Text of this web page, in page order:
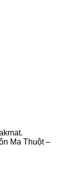
Ma Thuột –